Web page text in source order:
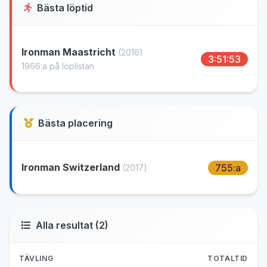
Bästa löptid
Ironman Maastricht (2016)
1966:a på löplistan
3:51:53
Bästa placering
Ironman Switzerland (2017) 755:a
Alla resultat (2)
TÄVLING TOTALTID